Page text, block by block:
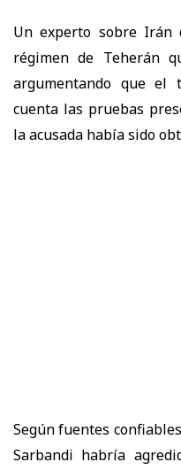
Un experto sobre
régimen de Teherán
argumentando que
cuenta las pruebas
la acusada había sido
Según fuentes
Sarbandi habría